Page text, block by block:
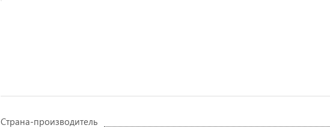
Страна-производитель